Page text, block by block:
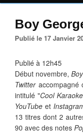
Boy
Publié le 17 Janvier
Publié à 12h45
Début novembre,
Twitteraccompagné
intitulé "Cool
YouTube et
13 titres dont 2
90 avec des notes